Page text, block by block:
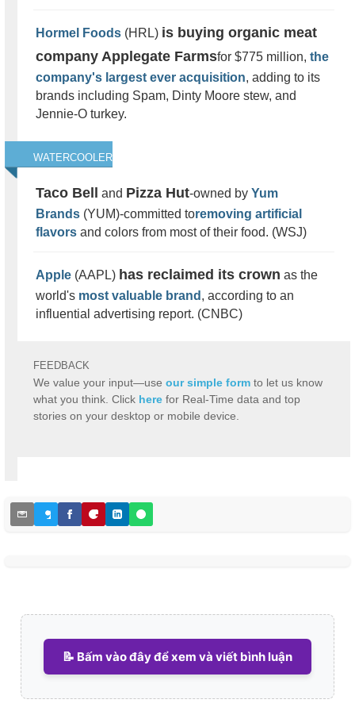
Hormel Foods (HRL) is buying organic meat
company Applegate Farmsfor $775 million, the
company's largest ever acquisition, adding to its
brands including Spam, Dinty Moore stew, and
Jennie-O turkey.
WATERCOOLER
Taco Bell and Pizza Hut-owned by Yum
Brands (YUM)-committed toremoving artificial
flavors and colors from most of their food. (WSJ)
Apple (AAPL) has reclaimed its crown as the
world's most valuable brand , according to an
influential advertising report. (CNBC)
FEEDBACK
We value your input—use our simple form to let us know
what you think. Click here for Real-Time data and top
stories on your desktop or mobile device.
📝 Bấm vào đây để xem và viết bình luận